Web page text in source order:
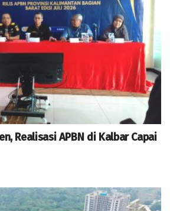
Realisasi APBN di Kalbar Capai